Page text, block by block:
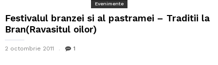
Evenimente
Festivalul branzei si al pastramei – Traditii la
Bran(Ravasitul oilor)
2 octombrie 2011 1